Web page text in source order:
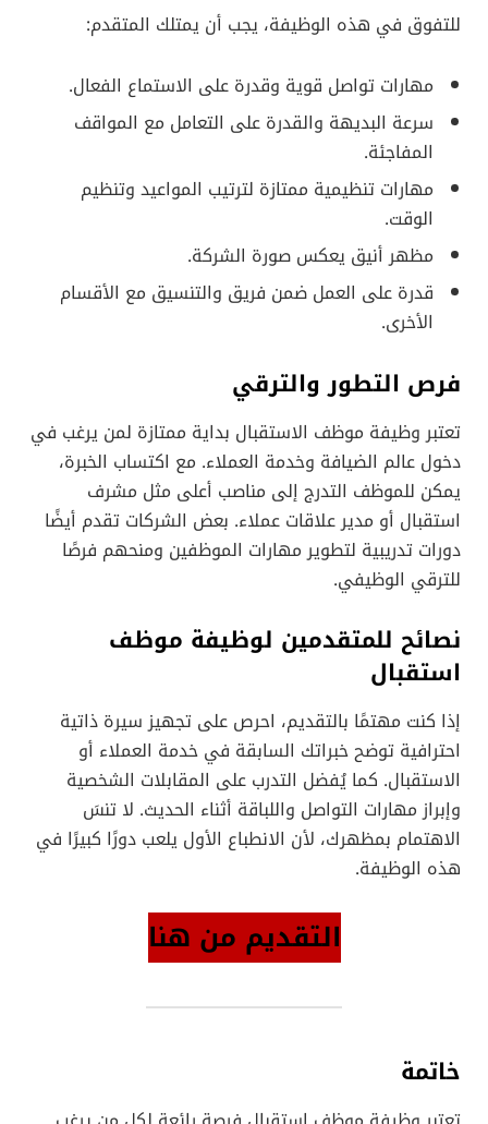
للتفوق في هذه الوظيفة، يجب أن يمتلك المتقدم:
مهارات تواصل قوية وقدرة على الاستماع الفعال.
سرعة البديهة والقدرة على التعامل مع المواقف
المفاجئة.
مهارات تنظيمية ممتازة لترتيب المواعيد وتنظيم
الوقت.
مظهر أنيق يعكس صورة الشركة.
قدرة على العمل ضمن فريق والتنسيق مع الأقسام
الأخرى.
فرص التطور والترقي
تعتبر وظيفة موظف الاستقبال بداية ممتازة لمن يرغب في
دخول عالم الضيافة وخدمة العملاء. مع اكتساب الخبرة،
يمكن للموظف التدرج إلى مناصب أعلى مثل مشرف
استقبال أو مدير علاقات عملاء. بعض الشركات تقدم أيضًا
دورات تدريبية لتطوير مهارات الموظفين ومنحهم فرصًا
للترقي الوظيفي.
نصائح للمتقدمين لوظيفة موظف
استقبال
إذا كنت مهتمًا بالتقديم، احرص على تجهيز سيرة ذاتية
احترافية توضح خبراتك السابقة في خدمة العملاء أو
الاستقبال. كما يُفضل التدرب على المقابلات الشخصية
وإبراز مهارات التواصل واللباقة أثناء الحديث. لا تنسَ
الاهتمام بمظهرك، لأن الانطباع الأول يلعب دورًا كبيرًا في
هذه الوظيفة.
التقديم من هنا
خاتمة